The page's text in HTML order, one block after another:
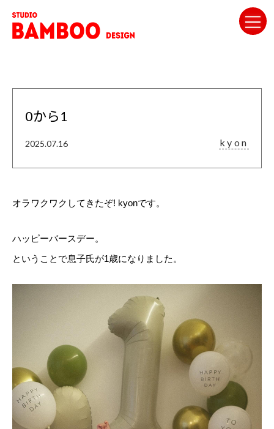
0から1
2025.07.16 kyon
オラワクワクしてきたぞ! kyonです。
ハッピーバースデー。
ということで息子氏が1歳になりました。